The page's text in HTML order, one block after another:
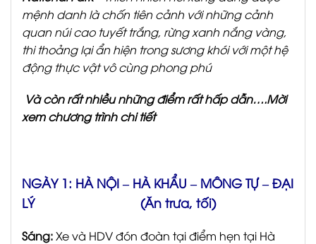
mệnh danh là chốn tiên cảnh với những cảnh
quan núi cao tuyết trắng, rừng xanh nắng vàng,
thi thoảng lại ẩn hiện trong sương khói với một hệ
động thực vật vô cùng phong phú
Và còn rất nhiều những điểm rất hấp dẫn….Mời
xem chương trình chi tiết
NGÀY 1: HÀ NỘI – HÀ KHẨU – MÔNG TỰ – ĐẠI
LÝ (Ăn trưa, tối)
Sáng:Xe và HDV đón đoàn tại điểm hẹn tại Hà